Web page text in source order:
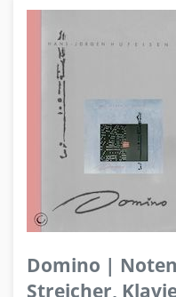
Domino |
Streicher,